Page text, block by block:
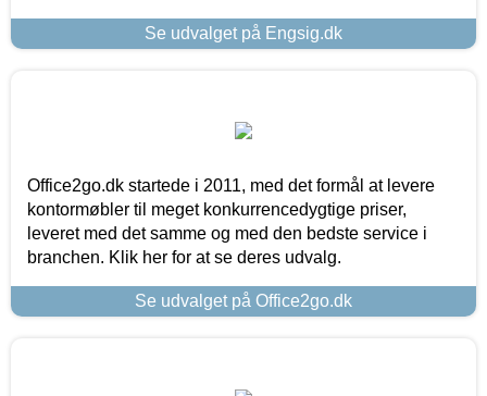
Se udvalget på Engsig.dk
Office2go.dk startede i 2011, med det formål at levere
kontormøbler til meget konkurrencedygtige priser,
leveret med det samme og med den bedste service i
branchen. Klik her for at se deres udvalg.
Se udvalget på Office2go.dk